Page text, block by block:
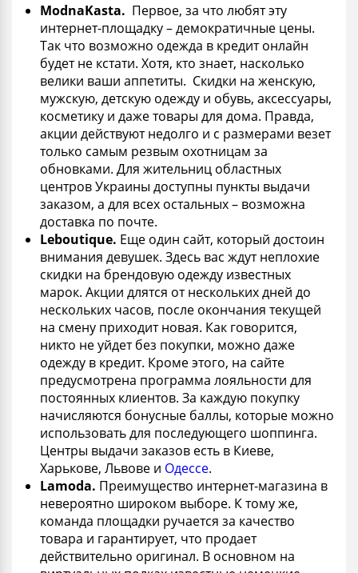
ModnaKasta. Первое, за что любят эту
интернет-площадку – демократичные цены.
Так что возможно одежда в кредит онлайн
будет не кстати. Хотя, кто знает, насколько
велики ваши аппетиты. Скидки на женскую,
мужскую, детскую одежду и обувь, аксессуары,
косметику и даже товары для дома. Правда,
акции действуют недолго и с размерами везет
только самым резвым охотницам за
обновками. Для жительниц областных
центров Украины доступны пункты выдачи
заказом, а для всех остальных – возможна
доставка по почте.
Leboutique. Еще один сайт, который достоин
внимания девушек. Здесь вас ждут неплохие
скидки на брендовую одежду известных
марок. Акции длятся от нескольких дней до
нескольких часов, после окончания текущей
на смену приходит новая. Как говорится,
никто не уйдет без покупки, можно даже
одежду в кредит. Кроме этого, на сайте
предусмотрена программа лояльности для
постоянных клиентов. За каждую покупку
начисляются бонусные баллы, которые можно
использовать для последующего шоппинга.
Центры выдачи заказов есть в Киеве,
Харькове, Львове и Одессе.
Lamoda. Преимущество интернет-магазина в
невероятно широком выборе. К тому же,
команда площадки ручается за качество
товара и гарантирует, что продает
действительно оригинал. В основном на